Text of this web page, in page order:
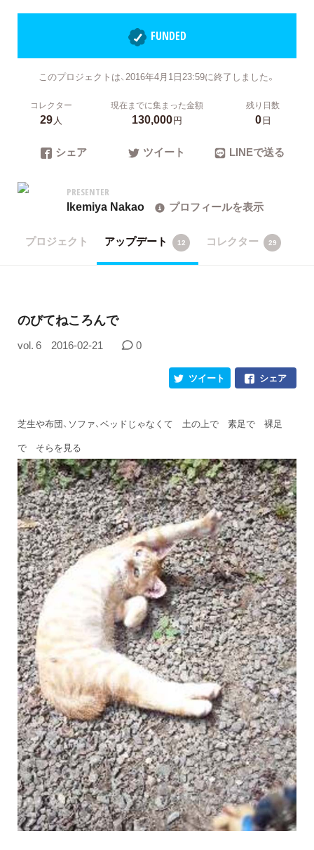
FUNDED
このプロジェクトは、2016年4月1日23:59に終了しました。
コレクター
29人
現在までに集まった金額
130,000円
残り日数
0日
シェア ツイート LINEで送る
PRESENTER
Ikemiya Nakao プロフィールを表示
プロジェクト アップデート 12 コレクター 29
のびてねころんで
vol. 6 2016-02-21 0
シェア
ツイート
芝生や布団、ソファ、ベッドじゃなくて 土の上で 素足で 裸足
で そらを見る